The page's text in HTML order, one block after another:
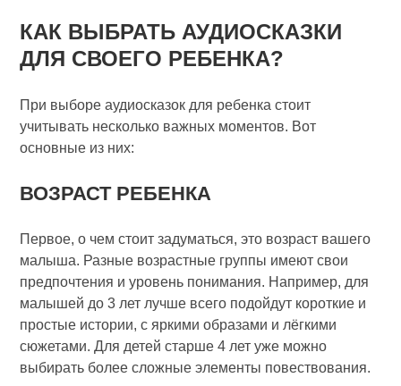
КАК ВЫБРАТЬ АУДИОСКАЗКИ
ДЛЯ СВОЕГО РЕБЕНКА?
При выборе аудиосказок для ребенка стоит
учитывать несколько важных моментов. Вот
основные из них:
ВОЗРАСТ РЕБЕНКА
Первое, о чем стоит задуматься, это возраст вашего
малыша. Разные возрастные группы имеют свои
предпочтения и уровень понимания. Например, для
малышей до 3 лет лучше всего подойдут короткие и
простые истории, с яркими образами и лёгкими
сюжетами. Для детей старше 4 лет уже можно
выбирать более сложные элементы повествования.